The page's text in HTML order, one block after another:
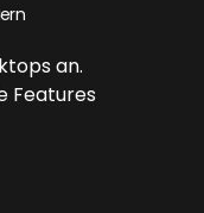
an.
Features